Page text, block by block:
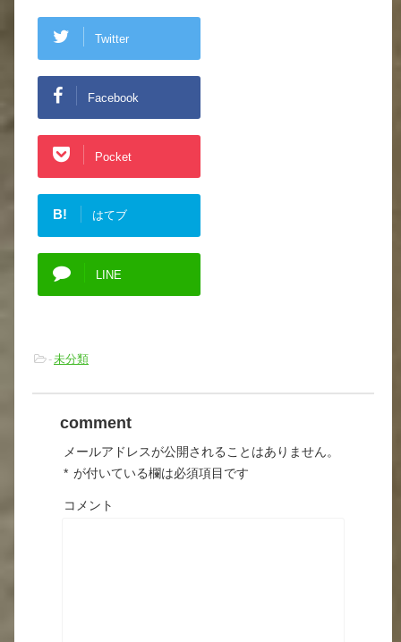
Twitter
Facebook
Pocket
B! はてブ
LINE
-未分類
comment
メールアドレスが公開されることはありません。
* が付いている欄は必須項目です
コメント